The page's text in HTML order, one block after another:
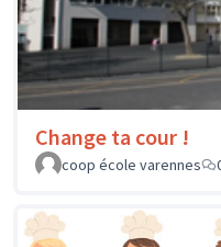
Change ta cour !
coop école varennes